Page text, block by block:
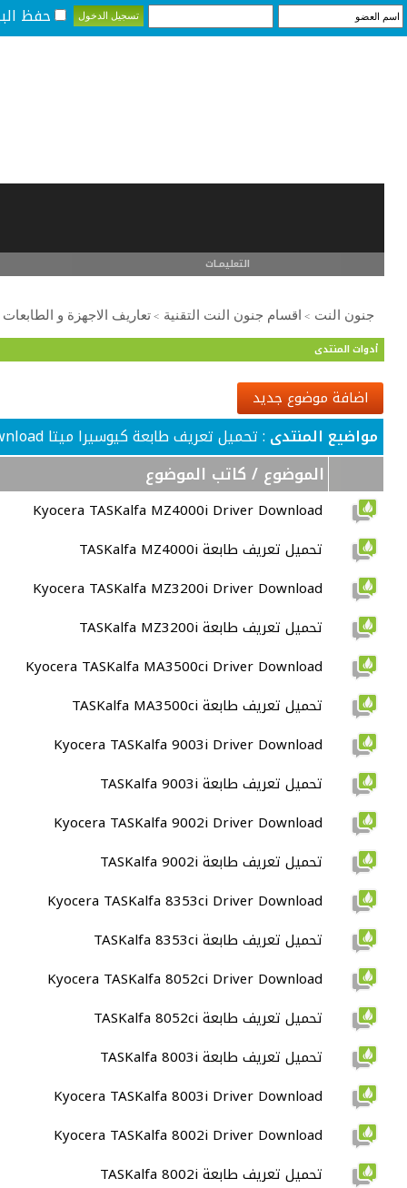
حفظ
التعليمـــات
جنون النت > اقسام جنون النت التقنية > تعاريف الاجهزة و الطابعات
أدوات المنتدى
اضافة موضوع جديد
مواضيع المنتدى : تحميل تعريف طابعة كيوسيرا ميتا kyocera mita printer driver download
الموضوع / كاتب الموضوع
Kyocera TASKalfa MZ4000i Driver Download
تحميل تعريف طابعة TASKalfa MZ4000i
Kyocera TASKalfa MZ3200i Driver Download
تحميل تعريف طابعة TASKalfa MZ3200i
Kyocera TASKalfa MA3500ci Driver Download
تحميل تعريف طابعة TASKalfa MA3500ci
Kyocera TASKalfa 9003i Driver Download
تحميل تعريف طابعة TASKalfa 9003i
Kyocera TASKalfa 9002i Driver Download
تحميل تعريف طابعة TASKalfa 9002i
Kyocera TASKalfa 8353ci Driver Download
تحميل تعريف طابعة TASKalfa 8353ci
Kyocera TASKalfa 8052ci Driver Download
تحميل تعريف طابعة TASKalfa 8052ci
تحميل تعريف طابعة TASKalfa 8003i
Kyocera TASKalfa 8003i Driver Download
Kyocera TASKalfa 8002i Driver Download
تحميل تعريف طابعة TASKalfa 8002i